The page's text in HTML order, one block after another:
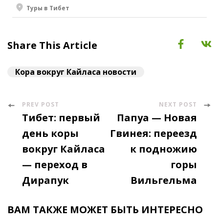
Туры в Тибет
Share This Article
Кора вокруг Кайласа новости
Post
Navigation
PREV POST
Тибет: первый
день коры
вокруг Кайласа
— переход в
Дирапук
NEXT POST
Папуа — Новая
Гвинея: переезд
к подножию
горы
Вильгельма
ВАМ ТАКЖЕ МОЖЕТ БЫТЬ ИНТЕРЕСНО